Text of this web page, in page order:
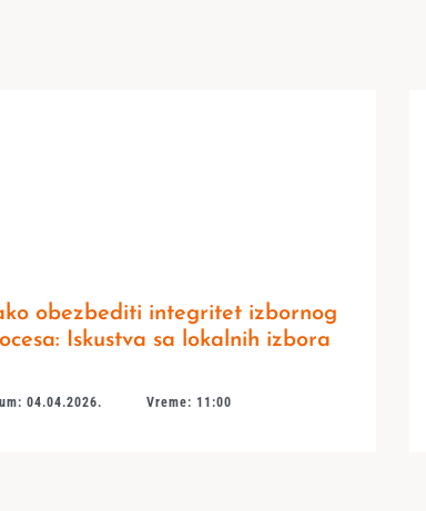
obezbediti integritet izbornog
Iskustva sa lokalnih izbora
04.04.2026. Vreme: 11:00